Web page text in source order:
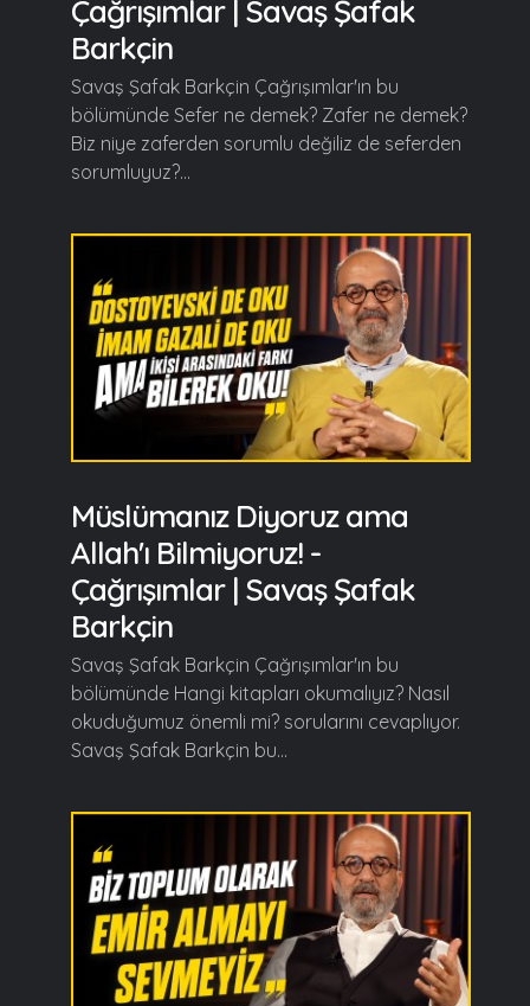
Çağrışımlar | Savaş Şafak
Barkçin
Savaş Şafak Barkçin Çağrışımlar'ın bu
bölümünde Sefer ne demek? Zafer ne demek?
Biz niye zaferden sorumlu değiliz de seferden
sorumluyuz?...
Müslümanız Diyoruz ama
Allah'ı Bilmiyoruz! -
Çağrışımlar | Savaş Şafak
Barkçin
Savaş Şafak Barkçin Çağrışımlar'ın bu
bölümünde Hangi kitapları okumalıyız? Nasıl
okuduğumuz önemli mi? sorularını cevaplıyor.
Savaş Şafak Barkçin bu...